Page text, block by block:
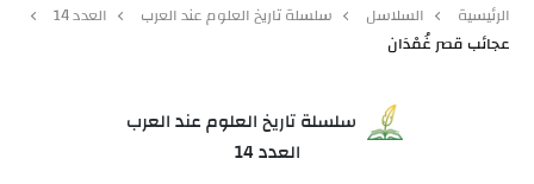
الرئيسية السلاسل سلسلة تاريخ العلوم عند العرب
العدد 14
عجائب قصر غُمْدَان
سلسلة تاريخ العلوم عند العرب
العدد 14